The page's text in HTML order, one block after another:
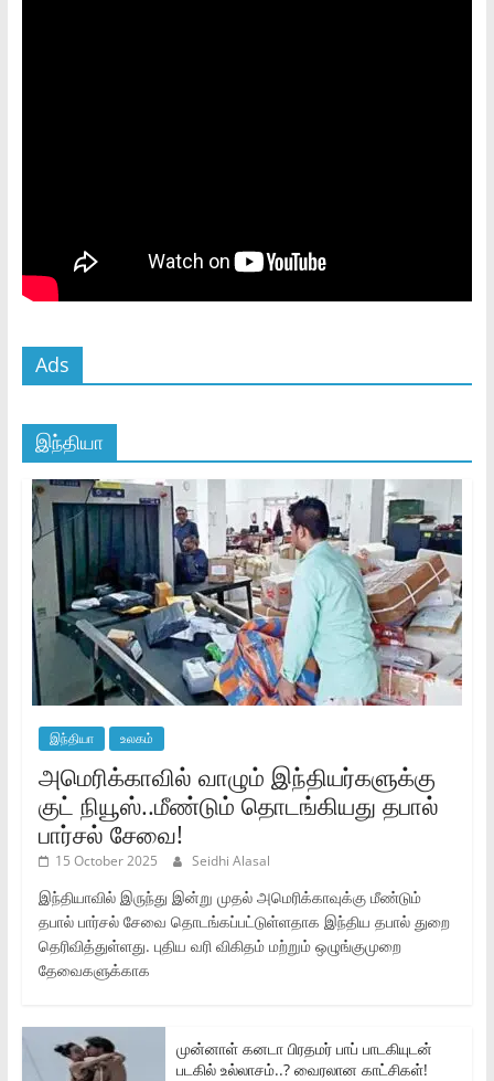
Ads
இந்தியா
இந்தியா உலகம்
அமெரிக்காவில் வாழும் இந்தியர்களுக்கு
குட் நியூஸ்..மீண்டும் தொடங்கியது தபால்
பார்சல் சேவை!
15 October 2025 Seidhi Alasal
இந்தியாவில் இருந்து இன்று முதல் அமெரிக்காவுக்கு மீண்டும்
தபால் பார்சல் சேவை தொடங்கப்பட்டுள்ளதாக இந்திய தபால் துறை
தெரிவித்துள்ளது. புதிய வரி விகிதம் மற்றும் ஒழுங்குமுறை
தேவைகளுக்காக
முன்னாள் கனடா பிரதமர் பாப் பாடகியுடன்
படகில் உல்லாசம்..? வைரலான காட்சிகள்!